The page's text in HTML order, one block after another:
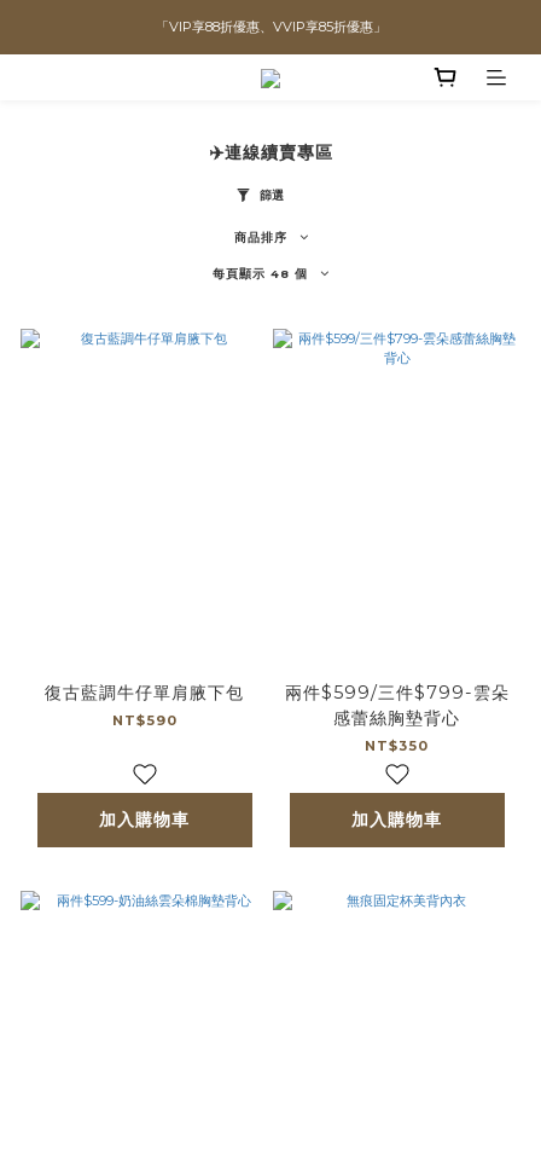
直播喊單享更優惠價格！！
「VIP享88折優惠、VVIP享85折優惠」
全館滿$1300即可享「免運」♡♡
✈️連線續賣專區
篩選
商品排序
每頁顯示 48 個
復古藍調牛仔單肩腋下包
NT$590
加入購物車
兩件$599/三件$799-雲朵
感蕾絲胸墊背心
NT$350
加入購物車